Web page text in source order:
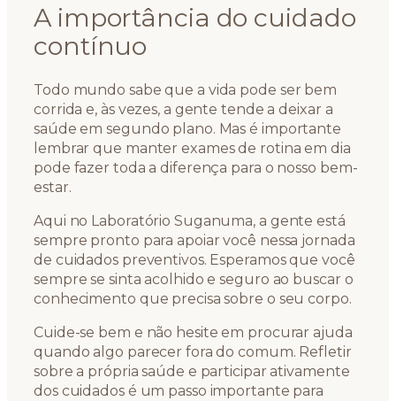
A importância do cuidado
contínuo
Todo mundo sabe que a vida pode ser bem
corrida e, às vezes, a gente tende a deixar a
saúde em segundo plano. Mas é importante
lembrar que manter exames de rotina em dia
pode fazer toda a diferença para o nosso bem-
estar.
Aqui no Laboratório Suganuma, a gente está
sempre pronto para apoiar você nessa jornada
de cuidados preventivos. Esperamos que você
sempre se sinta acolhido e seguro ao buscar o
conhecimento que precisa sobre o seu corpo.
Cuide-se bem e não hesite em procurar ajuda
quando algo parecer fora do comum. Refletir
sobre a própria saúde e participar ativamente
dos cuidados é um passo importante para